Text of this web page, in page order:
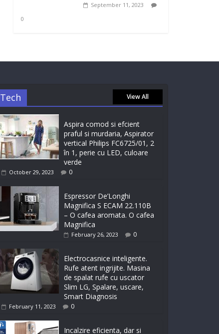
September 11, 2023
0
Tech View All
Aspira comod si efcient
praful si murdaria, Aspirator
vertical Philips FC6725/01, 2
în 1, perie cu LED, culoare
verde
October 29, 2023 0
Espressor De’Longhi
Magnifica S ECAM 22.110B
– O cafea aromata. O cafea
Magnifica
February 26, 2023 0
Electrocasnice inteligente.
Rufe atent ingrijite. Masina
de spalat rufe cu uscator
Slim LG, Spalare, uscare,
Smart Diagnosis
February 11, 2023 0
Incalzire eficienta, dar si